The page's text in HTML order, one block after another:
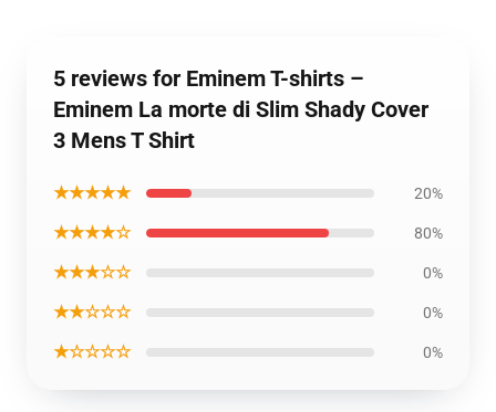
5 reviews for Eminem T-shirts –
Eminem La morte di Slim Shady Cover
3 Mens T Shirt
★★★★★ 20%
★★★★☆ 80%
★★★☆☆ 0%
★★☆☆☆ 0%
★☆☆☆☆ 0%